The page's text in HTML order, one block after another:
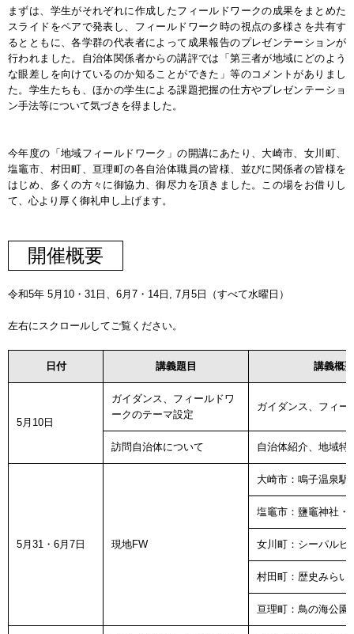
まずは、学生がそれぞれに作成したフィールドワークの成果をまとめた
スライドをペアで発表し、フィールドワーク時の視点の多様さを共有す
るとともに、各学群の代表者によって成果報告のプレゼンテーションが
行われました。自治体関係者からの講評では「第三者が地域にどのよう
な眼差しを向けているのか知ることができた」等のコメントがありまし
た。学生たちも、ほかの学生による課題把握の仕方やプレゼンテーショ
ン手法等について気づきを得ました。
今年度の「地域フィールドワーク」の開講にあたり、大崎市、女川町、
塩竈市、村田町、亘理町の各自治体職員の皆様、並びに関係者の皆様を
はじめ、多くの方々に御協力、御尽力を頂きました。この場をお借りし
て、心より厚く御礼申し上げます。
開催概要
令和5年 5月10・31日、6月7・14日, 7月5日（すべて水曜日）
左右にスクロールしてご覧ください。
日付 講義題目 講義概
5月10日
ガイダンス、フィールドワ
ークのテーマ設定
ガイダンス、フィー
訪問自治体について 自治体紹介、地域特
5月31・6月7日 現地FW
大崎市：鳴子温泉駅
塩竈市：鹽竈神社・
女川町：シーパルピ
村田町：歴史みらい
亘理町：鳥の海公園